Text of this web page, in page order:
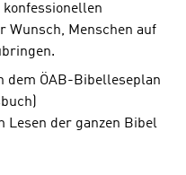
Wunsch, Menschen auf
dem ÖAB-Bibelleseplan
Lesen der ganzen Bibel